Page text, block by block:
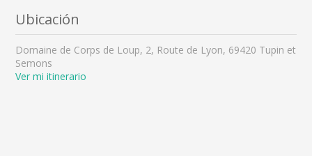
Ubicación
Domaine de Corps de Loup, 2, Route de Lyon, 69420 Tupin et
Semons
Ver mi itinerario